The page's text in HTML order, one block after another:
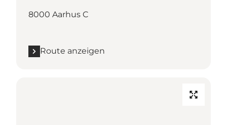
8000 Aarhus C
Route anzeigen